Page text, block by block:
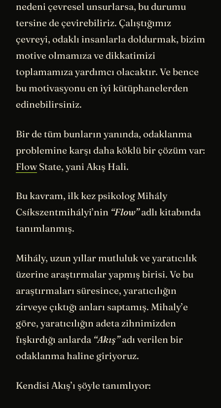
nedeni çevresel unsurlarsa, bu durumu
tersine de çevirebiliriz. Çalıştığımız
çevreyi, odaklı insanlarla doldurmak, bizim
motive olmamıza ve dikkatimizi
toplamamıza yardımcı olacaktır. Ve bence
bu motivasyonu en iyi kütüphanelerden
edinebilirsiniz.
Bir de tüm bunların yanında, odaklanma
problemine karşı daha köklü bir çözüm var:
Flow State, yani Akış Hali.
Bu kavram, ilk kez psikolog Mihály
Csíkszentmihályi’nin “Flow”adlı kitabında
tanımlanmış.
Mihály, uzun yıllar mutluluk ve yaratıcılık
üzerine araştırmalar yapmış birisi. Ve bu
araştırmaları süresince, yaratıcılığın
zirveye çıktığı anları saptamış. Mihaly’e
göre, yaratıcılığın adeta zihnimizden
fışkırdığı anlarda “Akış”adı verilen bir
odaklanma haline giriyoruz.
Kendisi Akış’ı şöyle tanımlıyor: